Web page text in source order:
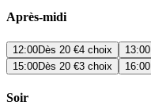
Après-midi
12:00Dès 20 €4 choix 13:00
15:00Dès 20 €3 choix 16:00
Soir